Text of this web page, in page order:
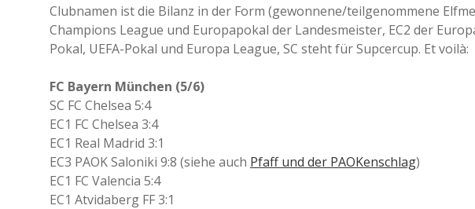
e
Clubnamen ist die Bilanz in der Form (gewonnene/teilgenommene
Champions League und Europapokal der Landesmeister, EC2 der
Pokal, UEFA-Pokal und Europa League, SC steht für Supcercup. Et voilà:
FC Bayern München (5/6)
SC FC Chelsea 5:4
EC1 FC Chelsea 3:4
EC1 Real Madrid 3:1
EC3 PAOK Saloniki 9:8 (siehe auch Pfaff und der PAOKenschlag)
EC1 FC Valencia 5:4
EC1 Atvidaberg FF 3:1